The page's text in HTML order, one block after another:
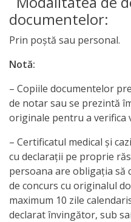
documentelor:
Prin poștă sau personal.
Notă:
– Copiile documentelor
de notar sau se prezintă
originale pentru a verifica
– Certificatul medical şi
cu declaraţii pe proprie
persoana are obligaţia să
de concurs cu originalul
maximum 10 zile
declarat învingător, sub